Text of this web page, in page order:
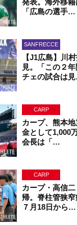
発表。海外移籍
「広島の選手…
SANFRECCE
【J1広島】川
見。「この２
チェの試合は
CARP
カープ、熊本
金として1,000
会長は「…
CARP
カープ・高信
帰。脊柱管狭窄
７月18日から…